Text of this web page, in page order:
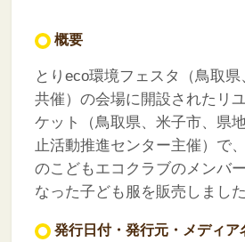
概要
とりeco環境フェスタ（鳥取
共催）の会場に開設されたリ
ケット（鳥取県、米子市、県
止活動推進センター主催）で
のこどもエコクラブのメンバ
なった子ども服を販売しました
発行日付・発行元・メディア